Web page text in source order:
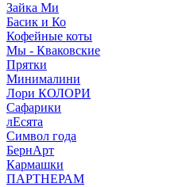
Зайка Ми
Басик и Ко
Кофейные коты
Мы - Кваковские
Прятки
Минималини
Лори КОЛОРИ
Сафарики
лЕсята
Символ года
БернАрт
Кармашки
ПАРТНЕРАМ